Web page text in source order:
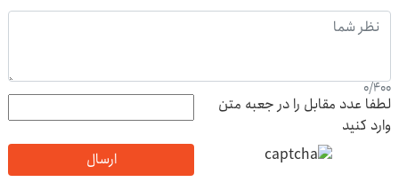
0/400
لطفا عدد مقابل را در جعبه متن
وارد کنید
ارسال